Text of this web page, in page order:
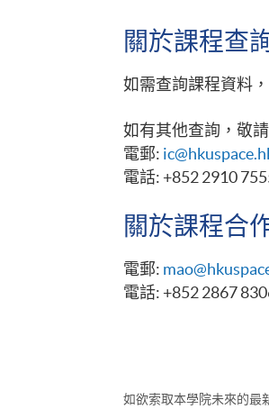
關於課程查
如需查詢課程資料
如有其他查詢，敬請
電郵:
電話: +852 2910
關於課程合
電郵:
電話: +852 2867
如欲索取本學院未來的最